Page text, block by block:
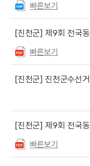
빠른보기
[진천군] 제9회 전국동시
빠른보기
[진천군] 진천군수선
[진천군] 제9회 전국동시지방선
빠른보기